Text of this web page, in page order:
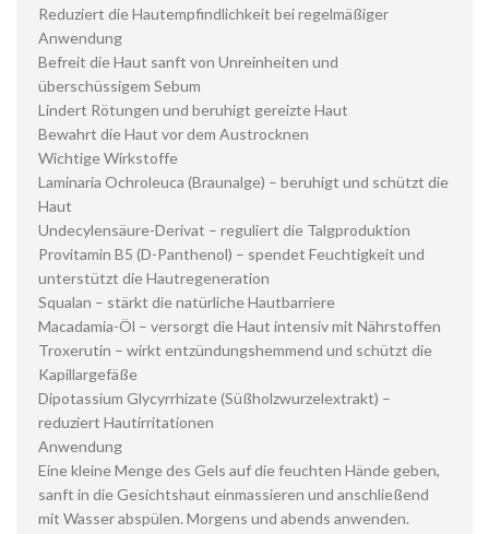
Reduziert die Hautempfindlichkeit bei regelmäßiger
Anwendung
Befreit die Haut sanft von Unreinheiten und
überschüssigem Sebum
Lindert Rötungen und beruhigt gereizte Haut
Bewahrt die Haut vor dem Austrocknen
Wichtige Wirkstoffe
Laminaria Ochroleuca (Braunalge) – beruhigt und schützt die
Haut
Undecylensäure-Derivat – reguliert die Talgproduktion
Provitamin B5 (D-Panthenol) – spendet Feuchtigkeit und
unterstützt die Hautregeneration
Squalan – stärkt die natürliche Hautbarriere
Macadamia-Öl – versorgt die Haut intensiv mit Nährstoffen
Troxerutin – wirkt entzündungshemmend und schützt die
Kapillargefäße
Dipotassium Glycyrrhizate (Süßholzwurzelextrakt) –
reduziert Hautirritationen
Anwendung
Eine kleine Menge des Gels auf die feuchten Hände geben,
sanft in die Gesichtshaut einmassieren und anschließend
mit Wasser abspülen. Morgens und abends anwenden.